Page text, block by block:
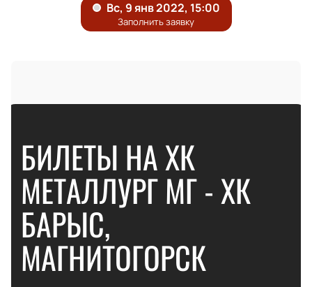
БИЛЕТЫ НА ХК
МЕТАЛЛУРГ МГ - ХК
БАРЫС,
МАГНИТОГОРСК